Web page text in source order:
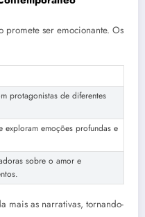
promete ser emocionante. Os
protagonistas de diferentes
exploram emoções profundas e
sobre o amor e
mais as narrativas, tornando-